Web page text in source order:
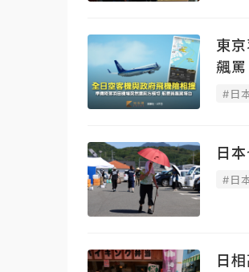
東
飆罵
#日
日
#日
日